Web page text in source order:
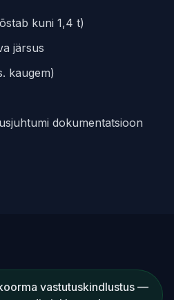
kuni 1,4 t)
järsus
kaugem)
dokumentatsioon
vastutuskindlustus —